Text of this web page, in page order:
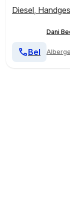
Diesel,
Dani
Bel